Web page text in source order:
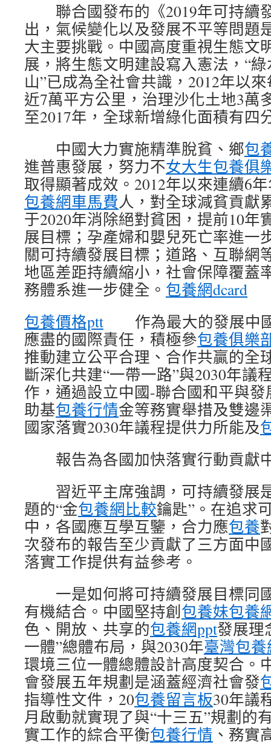
聯合國發布的《2019年可持續
出，氣候變化以及發展不平等問題
大主要挑戰。中國高度重視生態文
展，將生態文明建設寫入憲法，“
山”已成為全社會共識，2012年以
近7萬平方公里，治理沙化土地3萬
至2017年，全球新增綠化面積有四
中國大力實施精準脫貧、鄉包
進普惠發展，努力不女大生包養俱
取得顯著成效。2012年以來連續6
包養網車馬費人，對全球減貧貢獻
于2020年消除絕對貧困，提前10年
展目標；孕產婦和嬰兒死亡率進一
關可持續發展目標；道路、互聯網
地區差距持續縮小，社會保障覆蓋
務體系進一步健全。 包養網dcard
包養價格ptt 作為最大的發展中
應盡的國際責任，積極參包養俱樂
推動建立公平合理、合作共贏的全
斷深化共建“一帶一路”與2030年議
作，通過設立中國-聯合國和平與
助基包養行情金等務實舉措及雙邊
國家落實2030年議程提供力所能及
報告為各國加快落實行動貢獻
習近平主席強調，可持續發展
題的“金包養網比較鑰匙”。在追求
中，各國應互學互鑒，合力應包養
次發布的報告至少貢獻了三方面中
落實工作提供有益參考。
一是如何將可持續發展目標同
有機結合。中國堅持創包養妹包養
色、開放、共享的包養網ppt發展理
一體”總體布局，與2030年臺灣包養
環境三位一體總體設計高度契合。
會發展五年規劃是涵蓋經濟社會發
指導性文件，20包養留言板30年議
月啟動就實現了與“十三五”規劃的
實工作的綜合平衡包養行情 、務實